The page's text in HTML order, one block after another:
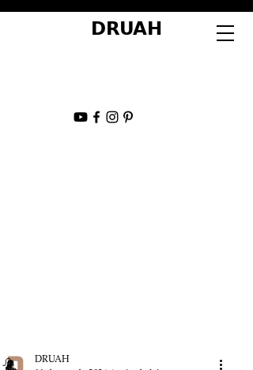
DRUAH
DRUAH